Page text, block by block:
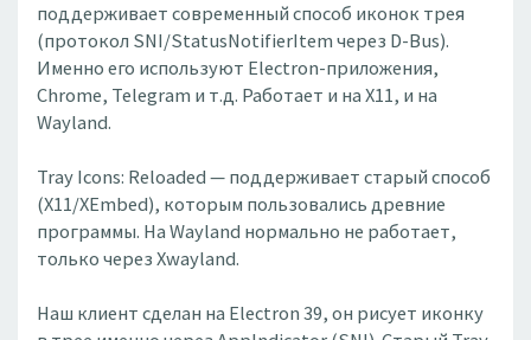
поддерживает современный способ иконок трея
(протокол SNI/StatusNotifierItem через D-Bus).
Именно его используют Electron-приложения,
Chrome, Telegram и т.д. Работает и на X11, и на
Wayland.
Tray Icons: Reloaded — поддерживает старый способ
(X11/XEmbed), которым пользовались древние
программы. На Wayland нормально не работает,
только через Xwayland.
Наш клиент сделан на Electron 39, он рисует иконку